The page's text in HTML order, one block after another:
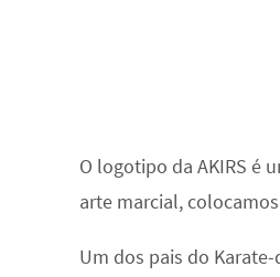
O logotipo da AKIRS é
arte marcial,
Um dos pais do